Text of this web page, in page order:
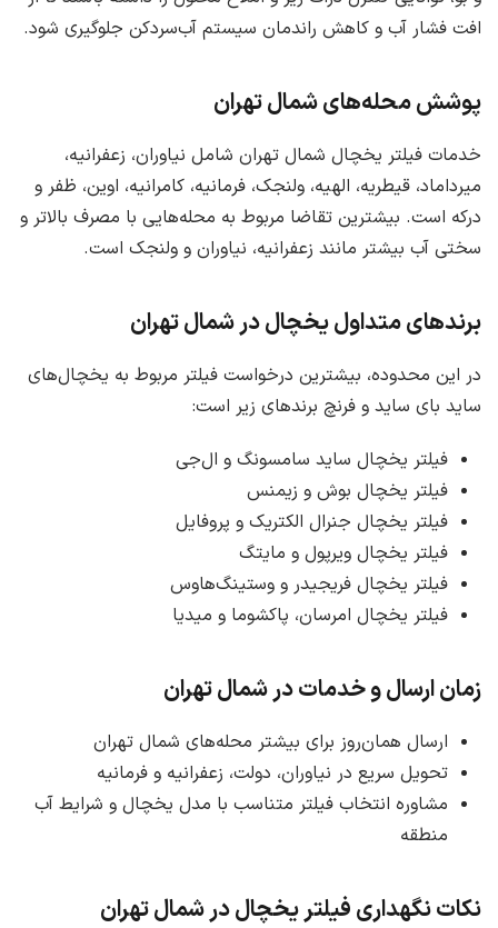
افت فشار آب و کاهش راندمان سیستم آب‌سردکن جلوگیری شود.
پوشش محله‌های شمال تهران
خدمات فیلتر یخچال شمال تهران شامل نیاوران، زعفرانیه،
میرداماد، قیطریه، الهیه، ولنجک، فرمانیه، کامرانیه، اوین، ظفر و
درکه است. بیشترین تقاضا مربوط به محله‌هایی با مصرف بالاتر و
سختی آب بیشتر مانند زعفرانیه، نیاوران و ولنجک است.
برندهای متداول یخچال در شمال تهران
در این محدوده، بیشترین درخواست فیلتر مربوط به یخچال‌های
ساید بای ساید و فرنچ برندهای زیر است:
فیلتر یخچال ساید سامسونگ و ال‌جی
فیلتر یخچال بوش و زیمنس
فیلتر یخچال جنرال الکتریک و پروفایل
فیلتر یخچال ویرپول و مایتگ
فیلتر یخچال فریجیدر و وستینگ‌هاوس
فیلتر یخچال امرسان، پاکشوما و میدیا
زمان ارسال و خدمات در شمال تهران
ارسال همان‌روز برای بیشتر محله‌های شمال تهران
تحویل سریع در نیاوران، دولت، زعفرانیه و فرمانیه
مشاوره انتخاب فیلتر متناسب با مدل یخچال و شرایط آب
منطقه
نکات نگهداری فیلتر یخچال در شمال تهران